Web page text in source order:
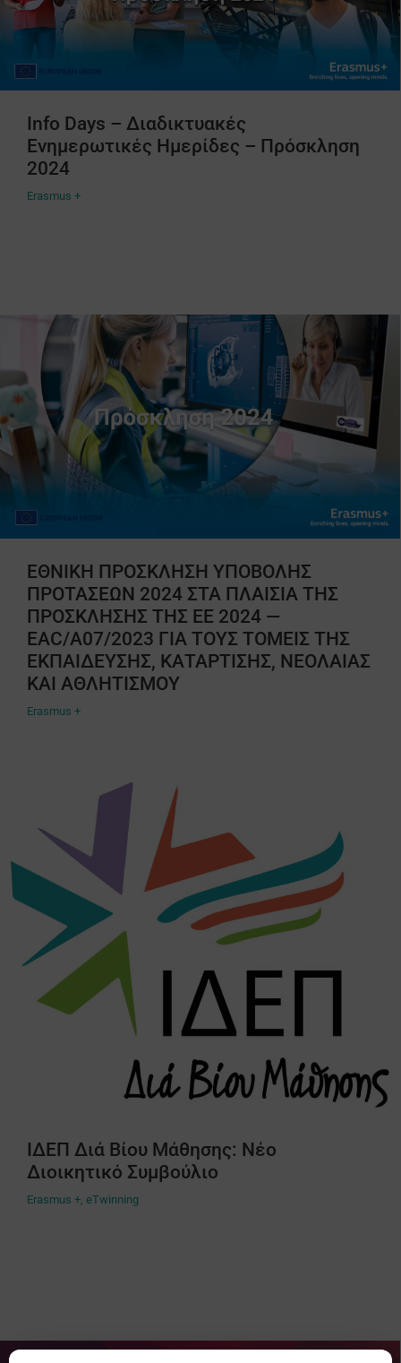
Info Days – Διαδικτυακές
Ενημερωτικές Ημερίδες – Πρόσκληση
2024
Erasmus +
ΕΘΝΙΚΗ ΠΡΟΣΚΛΗΣΗ ΥΠΟΒΟΛΗΣ
ΠΡΟΤΑΣΕΩΝ 2024 ΣΤΑ ΠΛΑΙΣΙΑ ΤΗΣ
ΠΡΟΣΚΛΗΣΗΣ ΤΗΣ ΕΕ 2024 —
EAC/A07/2023 ΓΙΑ ΤΟΥΣ ΤΟΜΕΙΣ ΤΗΣ
ΕΚΠΑΙΔΕΥΣΗΣ, ΚΑΤΑΡΤΙΣΗΣ, ΝΕΟΛΑΙΑΣ
ΚΑΙ ΑΘΛΗΤΙΣΜΟΥ
Erasmus +
ΙΔΕΠ Διά Βίου Μάθησης: Νέο
Διοικητικό Συμβούλιο
Erasmus + eTwinning